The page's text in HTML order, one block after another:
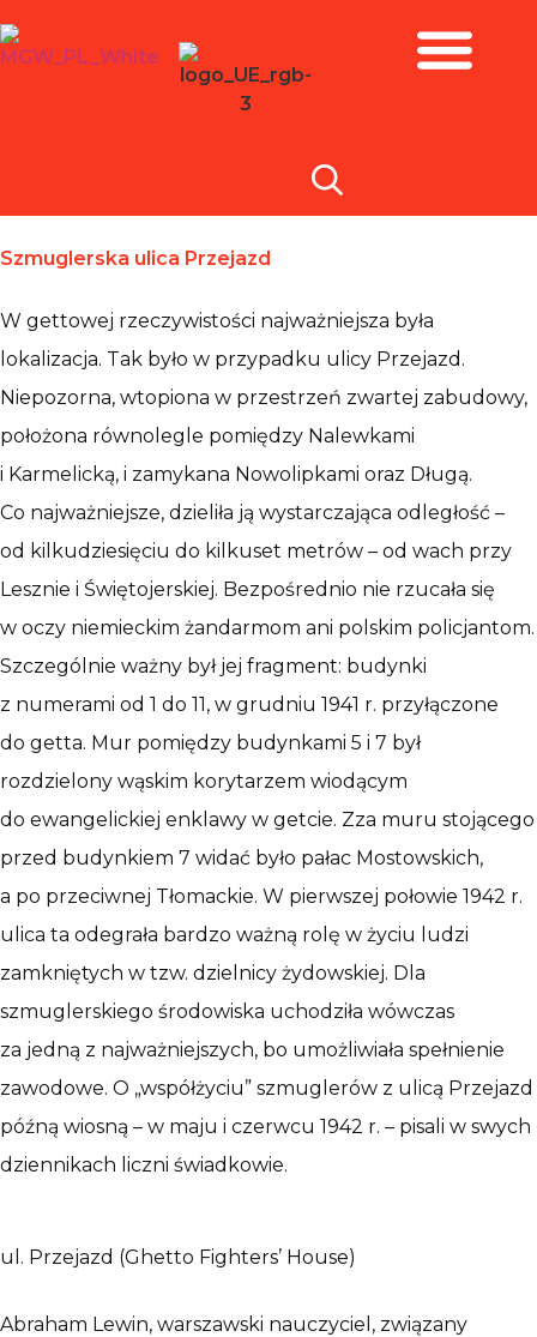
Szmuglerska ulica Przejazd
W gettowej rzeczywistości najważniejsza była
lokalizacja. Tak było w przypadku ulicy Przejazd.
Niepozorna, wtopiona w przestrzeń zwartej zabudowy,
położona równolegle pomiędzy Nalewkami
i Karmelicką, i zamykana Nowolipkami oraz Długą.
Co najważniejsze, dzieliła ją wystarczająca odległość –
od kilkudziesięciu do kilkuset metrów – od wach przy
Lesznie i Świętojerskiej. Bezpośrednio nie rzucała się
w oczy niemieckim żandarmom ani polskim policjantom.
Szczególnie ważny był jej fragment: budynki
z numerami od 1 do 11, w grudniu 1941 r. przyłączone
do getta. Mur pomiędzy budynkami 5 i 7 był
rozdzielony wąskim korytarzem wiodącym
do ewangelickiej enklawy w getcie. Zza muru stojącego
przed budynkiem 7 widać było pałac Mostowskich,
a po przeciwnej Tłomackie. W pierwszej połowie 1942 r.
ulica ta odegrała bardzo ważną rolę w życiu ludzi
zamkniętych w tzw. dzielnicy żydowskiej. Dla
szmuglerskiego środowiska uchodziła wówczas
za jedną z najważniejszych, bo umożliwiała spełnienie
zawodowe. O „współżyciu” szmuglerów z ulicą Przejazd
późną wiosną – w maju i czerwcu 1942 r. – pisali w swych
dziennikach liczni świadkowie.
ul. Przejazd (Ghetto Fighters’ House)
Abraham Lewin, warszawski nauczyciel, związany